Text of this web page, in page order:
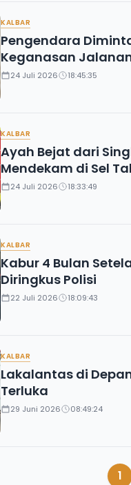
KALBAR
Pengendara
Keganasan
24 Juli 2026 18:45:35
KALBAR
Ayah Bejat dari
Mendekam di Sel
24 Juli 2026 18:33:49
KALBAR
Kabur 4 Bulan
Diringkus Polisi
22 Juli 2026 18:09:43
KALBAR
Lakalantas di
Terluka
29 Juni 2026 08:49:24
1